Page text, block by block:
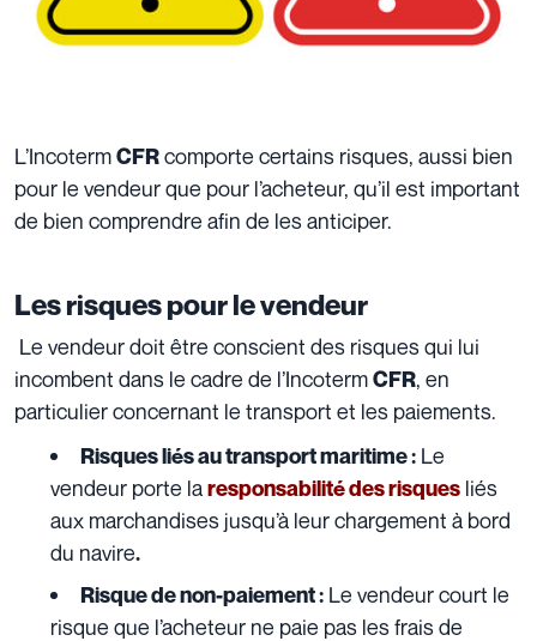
L’IncotermCFRcomporte certains risques, aussi bien
pour le vendeur que pour l’acheteur, qu’il est important
de bien comprendre afin de les anticiper.
Les risques pour le vendeur
Le vendeur doit être conscient des risques qui lui
incombent dans le cadre de l’IncotermCFR, en
particulier concernant le transport et les paiements.
Risques liés au transport maritime : Le
vendeur porte laresponsabilitédes risques liés
aux marchandises jusqu’à leurchargement à bord
du navire.
Risque de non-paiement : Le vendeur court le
risque que l’acheteur ne paie pas les frais de